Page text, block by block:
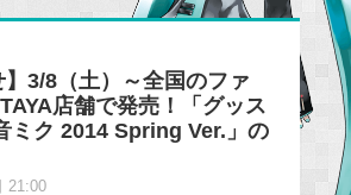
】3/8（土）～全国のファ
店舗で発売！「グッス
ミク 2014 Spring Ver.」の
21:00